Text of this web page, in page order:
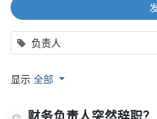
负责人
显示 全部
财务负责人突然辞职？